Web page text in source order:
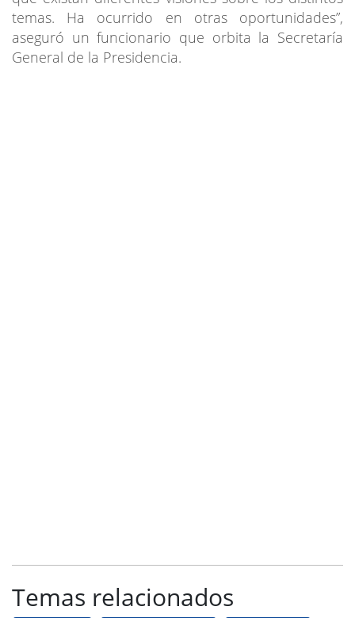
temas. Ha ocurrido en otras oportunidades”,
aseguró un funcionario que orbita la Secretaría
General de la Presidencia.
Temas relacionados